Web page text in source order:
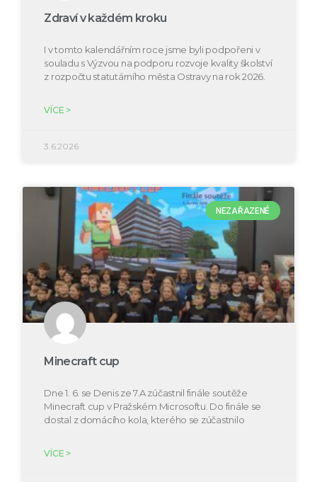
Zdraví v každém kroku
I v tomto kalendářním roce jsme byli podpořeni v
souladu s Výzvou na podporu rozvoje kvality školství
z rozpočtu statutárního města Ostravy na rok 2026.
VÍCE >
3.6.2026
NEZAŘAZENÉ
Minecraft cup
Dne 1. 6. se Denis ze 7.A zúčastnil finále soutěže
Minecraft cup v Pražském Microsoftu. Do finále se
dostal z domácího kola, kterého se zúčastnilo
VÍCE >